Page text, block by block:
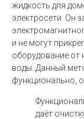
жидкость для
электросети. Он
и не могут
оборудование от
воды. Данный
функционально,
даёт